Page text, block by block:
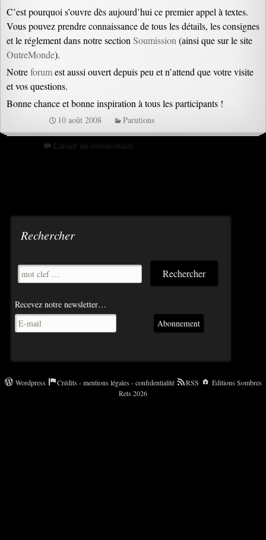
C’est pourquoi s’ouvre dès aujourd’hui ce premier appel à textes.
Vous pouvez prendre connaissance de tous les détails, les consignes
et le réglement dans notre section Soumission (ainsi que sur le site
OutreMonde).
Notreforumest aussi ouvert depuis peu et n’attend que votre visite
et vos questions.
Bonne chance et bonne inspiration à tous les participants !
10 août 2008 Parutions
Laisser un commentaire
Rechercher
Recevez notre newsletter…
Abonnement
Wordpress Crédits - mentions légales - confidentialité RSS
Éditions Sombres
Rets 2026